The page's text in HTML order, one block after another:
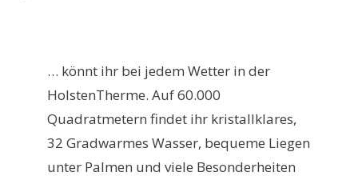
… könnt ihr bei jedem Wetter in der
HolstenTherme. Auf 60.000
Quadratmetern findet ihr kristallklares,
32 Gradwarmes Wasser, bequeme Liegen
unter Palmen und viele Besonderheiten